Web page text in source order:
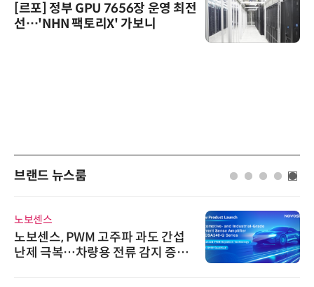
[르포] 정부 GPU 7656장 운영 최전
선…'NHN 팩토리X' 가보니
브랜드 뉴스룸
노보센스
노보센스, PWM 고주파 과도 간섭
난제 극복…차량용 전류 감지 증폭